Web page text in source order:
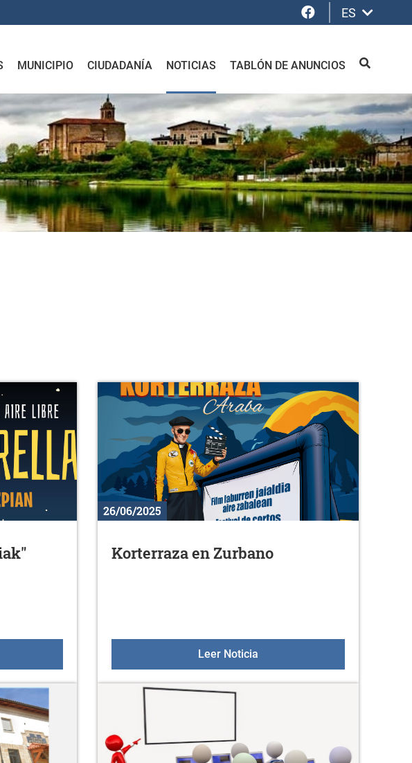
Facebook
ES
MUNICIPIO CIUDADANÍA NOTICIAS TABLÓN DE ANUNCIOS BUSCAR
26/06/2025
Korterraza en Zurbano
Leer Noticia